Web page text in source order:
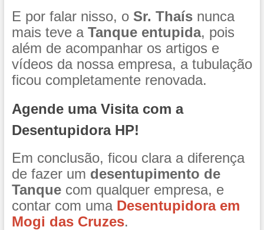
E por falar nisso, o Sr. Thaís nunca
mais teve a Tanque entupida, pois
além de acompanhar os artigos e
vídeos da nossa empresa, a tubulação
ficou completamente renovada.
Agende uma Visita com a
Desentupidora HP!
Em conclusão, ficou clara a diferença
de fazer um desentupimento de
Tanque com qualquer empresa, e
contar com uma Desentupidora em
Mogi das Cruzes.